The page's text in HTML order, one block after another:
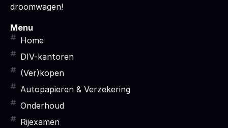
droomwagen!
Menu
Home
DIV-kantoren
(Ver)kopen
Autopapieren & Verzekering
Onderhoud
Rijexamen